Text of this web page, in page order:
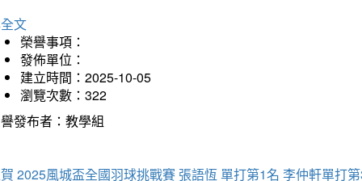
文
榮譽事項：
發佈單位：
建立時間：2025-10-05
瀏覽次數：322
發布者：教學組
2025風城盃全國羽球挑戰賽 張語恆 單打第1名 李仲軒單打